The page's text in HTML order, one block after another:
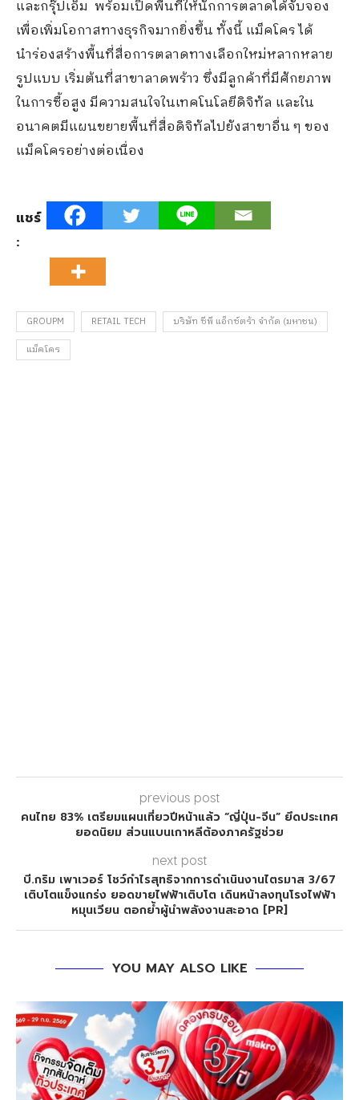
และกรุ๊ปเอ็ม พร้อมเปิดพื้นที่ให้นักการตลาดได้จับจอง
เพื่อเพิ่มโอกาสทางธุรกิจมากยิ่งขึ้น ทั้งนี้ แม็คโคร ได้
นำร่องสร้างพื้นที่สื่อการตลาดทางเลือกใหม่หลากหลาย
รูปแบบ เริ่มต้นที่สาขาลาดพร้าว ซึ่งมีลูกค้าที่มีศักยภาพ
ในการซื้อสูง มีความสนใจในเทคโนโลยีดิจิทัล และใน
อนาคตมีแผนขยายพื้นที่สื่อดิจิทัลไปยังสาขาอื่น ๆ ของ
แม็คโครอย่างต่อเนื่อง
แชร์
:
GROUPM RETAIL TECH
บริษัท ซีพี แอ็กซ์ตร้า จำกัด (มหาชน)
แม็คโคร
previous post
คนไทย 83% เตรียมแผนเที่ยวปีหน้าแล้ว “ญี่ปุ่น-จีน” ยึดประเทศ
ยอดนิยม ส่วนแบนเกาหลีต้องภาครัฐช่วย
next post
บี.กริม เพาเวอร์ โชว์กำไรสุทธิจากการดำเนินงานไตรมาส 3/67
เติบโตแข็งแกร่ง ยอดขายไฟฟ้าเติบโต เดินหน้าลงทุนโรงไฟฟ้า
หมุนเวียน ตอกย้ำผู้นำพลังงานสะอาด [PR]
YOU MAY ALSO LIKE